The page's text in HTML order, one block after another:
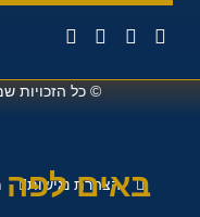
© כל הזכויות
הצהרת נגישות
באים